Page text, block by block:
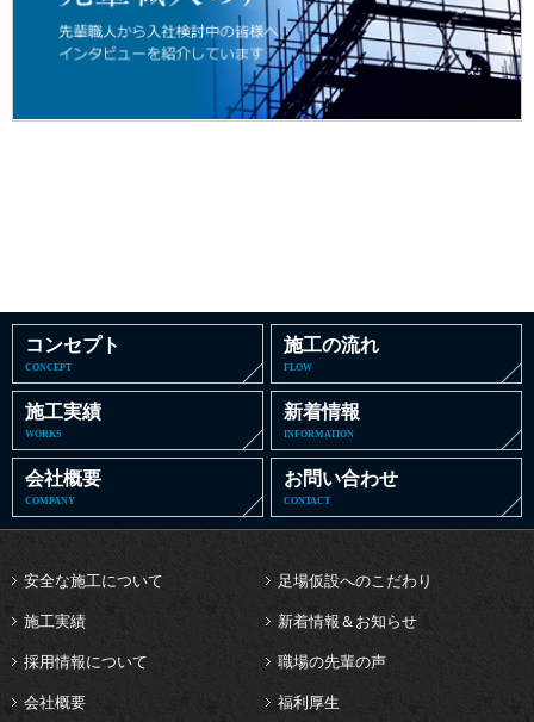
コンセプト
CONCEPT
施工の流れ
FLOW
施工実績
WORKS
新着情報
INFORMATION
会社概要
COMPANY
お問い合わせ
CONTACT
安全な施工について 足場仮設へのこだわり
施工実績 新着情報＆お知らせ
採用情報について 職場の先輩の声
会社概要 福利厚生